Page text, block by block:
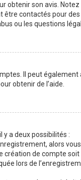
obtenir son avis.
contactés pour
ou les questions
Il peut
obtenir de l’aide.
y a deux possibilités :
alors
de compte
lors de